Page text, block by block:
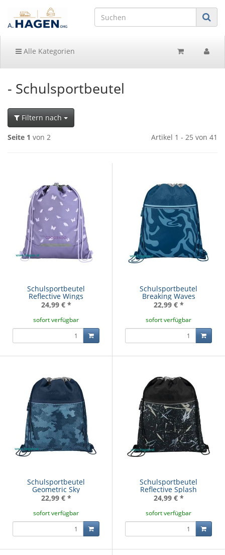
Alle Kategorien
- Schulsportbeutel
Filtern nach
Seite 1 von 2 Artikel 1 - 25 von 41
Schulsportbeutel
Reflective Wings
24,99 € *
sofort verfügbar
Schulsportbeutel
Breaking Waves
22,99 € *
sofort verfügbar
Schulsportbeutel
Geometric Sky
22,99 € *
sofort verfügbar
Schulsportbeutel
Reflective Splash
24,99 € *
sofort verfügbar